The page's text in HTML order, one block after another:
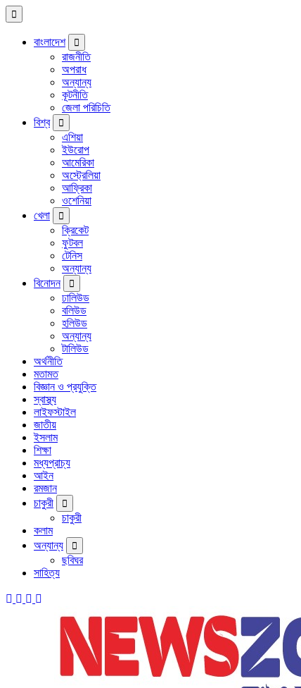
বাংলাদেশ
রাজনীতি
অপরাধ
অন্যান্য
কূটনীতি
জেলা পরিচিতি
বিশ্ব
এশিয়া
ইউরোপ
আমেরিকা
অস্ট্রেলিয়া
আফ্রিকা
ওশেনিয়া
খেলা
ক্রিকেট
ফুটবল
টেনিস
অন্যান্য
বিনোদন
ঢালিউড
বলিউড
হলিউড
অন্যান্য
টালিউড
অর্থনীতি
মতামত
বিজ্ঞান ও প্রযুক্তি
স্বাস্থ্য
লাইফস্টাইল
জাতীয়
ইসলাম
শিক্ষা
মধ্যপ্রাচ্য
আইন
রমজান
চাকুরী
চাকুরী
কলাম
অন্যান্য
ছবিঘর
সাহিত্য